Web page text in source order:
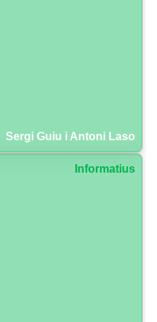
Sergi Guiu i Antoni Laso
Informatius